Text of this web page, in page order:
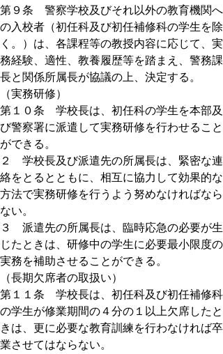
第９条 警察学校及びそれ以外の教育機関へ
の入校者（初任科及び初任補修科の学生を除
く。）は、各課程等の教授内容に応じて、実
務経験、適性、教養履歴等を踏まえ、警務課
長と関係所属長が協議の上、決定する。
（実務研修）
第１０条 学校長は、初任科の学生を本部及
び警察署に派遣して実務研修を行わせること
ができる。
２ 学校長及び派遣先の所属長は、緊密な連
絡をとるとともに、相互に協力して効果的な
方法で実務研修を行うよう努めなければなら
ない。
３ 派遣先の所属長は、臨時応急の必要が生
じたときは、研修中の学生に必要最小限度の
実務を補助させることができる。
（長期欠席者の取扱い）
第１１条 学校長は、初任科及び初任補修科
の学生が修業期間の４分の１以上欠席したと
きは、更に必要な教育訓練を行わなければ卒
業させてはならない。